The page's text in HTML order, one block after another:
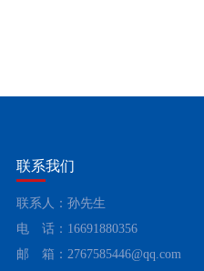
联系我们
联系人：孙先生
电 话：16691880356
邮 箱：2767585446@qq.com